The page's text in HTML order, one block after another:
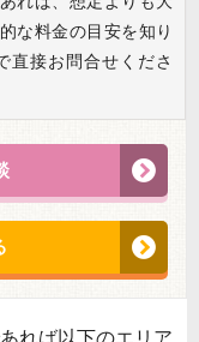
な料金の目安を知り
直接お問合せくださ
れば以下のエリア